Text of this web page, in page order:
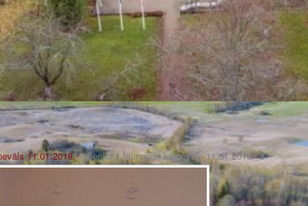
11.01.2018.» Senioru Jaungada karnevāls 11.01.2018._8